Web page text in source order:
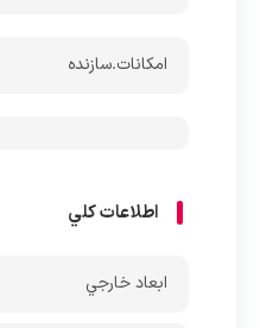
امکانات.سازنده
اطلاعات کلي
ابعاد خارجي